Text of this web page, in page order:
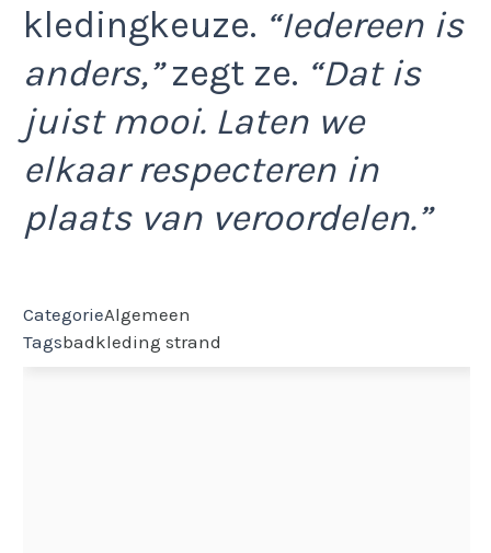
kledingkeuze. “Iedereen is
anders,”zegt ze. “Dat is
juist mooi. Laten we
elkaar respecteren in
plaats van veroordelen.”
CategorieAlgemeen
Tagsbadkleding strand